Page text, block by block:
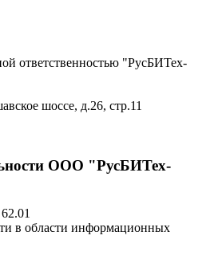
ответственностью "РусБИТех-
шоссе, д.26, стр.11
ООО "РусБИТех-
в области информационных